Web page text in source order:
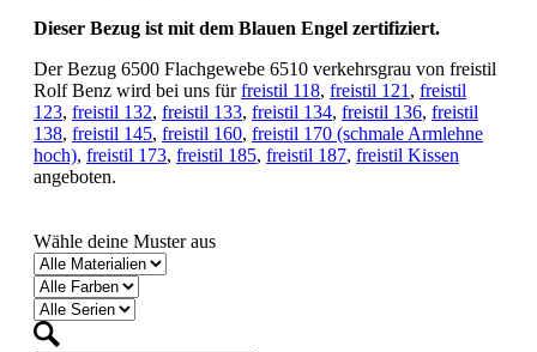
Dieser Bezug ist mit dem Blauen Engel zertifiziert.
Der Bezug 6500 Flachgewebe 6510 verkehrsgrau von freistil
Rolf Benz wird bei uns fürfreistil 118, freistil 121 , freistil
123, freistil 132, freistil 133, freistil 134, freistil 136, freistil
138, freistil 145, freistil 160, freistil 170 (schmale Armlehne
hoch), freistil 173, freistil 185, freistil 187, freistil Kissen
angeboten.
Wähle deine Muster aus